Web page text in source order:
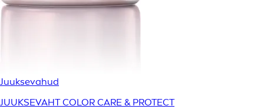
Juuksevahud
JUUKSEVAHT COLOR CARE & PROTECT